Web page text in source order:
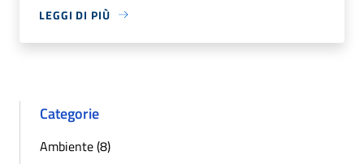
LEGGI DI PIÙ
Categorie
Ambiente (8)